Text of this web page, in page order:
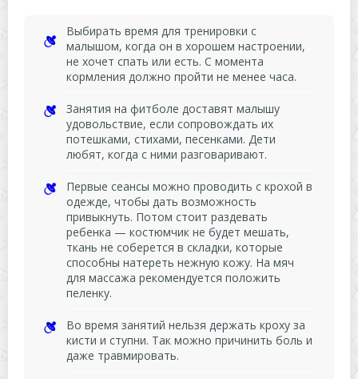
Выбирать время для тренировки с
малышом, когда он в хорошем настроении,
не хочет спать или есть. С момента
кормления должно пройти не менее часа.
Занятия на фитболе доставят малышу
удовольствие, если сопровождать их
потешками, стихами, песенками. Дети
любят, когда с ними разговаривают.
Первые сеансы можно проводить с крохой в
одежде, чтобы дать возможность
привыкнуть. Потом стоит раздевать
ребенка — костюмчик не будет мешать,
ткань не соберется в складки, которые
способны натереть нежную кожу. На мяч
для массажа рекомендуется положить
пеленку.
Во время занятий нельзя держать кроху за
кисти и ступни. Так можно причинить боль и
даже травмировать.